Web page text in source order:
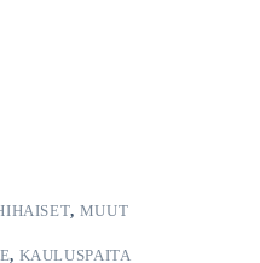
, MUUT
, KAULUSPAITA